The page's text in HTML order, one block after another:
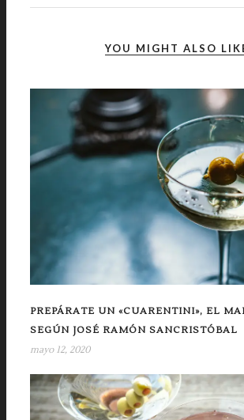
YOU MIGHT ALSO
PREPÁRATE UN «CUARENTINI», EL
SEGÚN JOSÉ RAMÓN SANCRISTÓBAL
mayo 12, 2020